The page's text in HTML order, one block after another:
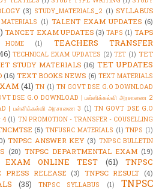
(3) STUDY_MATERIALS_2 (1) SYLLABUS
(1) TALENT EXAM UPDATES (6)
TANCET EXAM UPDATES (3) TAPS (1) TAPS
HOME (1)
TEACHERS TRANSFER
TECHNICAL EXAM UPDATES (2) TET (1) TET
STUDY MATERIALS (16) TET UPDATES
(16) TEXT BOOKS NEWS (6) TEXT MATERIALS
(41) TN (1) TN GOVT DSE G.O DOWNLOAD
DSE G.O DOWNLOAD | பள்ளிக்கல்வி அரசாணை 2
| பள்ளிக்கல்வி அரசாணை 3 (1) TN GOVT DSE G.O
4 (1) TN PROMOTION - TRANSFER - COUSELLING
(5) TNFUSRC MATERIALS (1) TNPS (1)
TNPSC ANSWER KEY (3) TNPSC BULLETIN
(20) TNPSC DEPARTMENTAL EXAM (19)
EXAM ONLINE TEST (61)
TNPSC
PRESS RELEASE (3) TNPSC RESULT (4)
(35) TNPSC SYLLABUS (1)
TNPSC